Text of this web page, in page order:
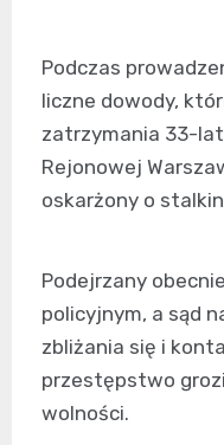
Podczas
liczne dowody,
zatrzymania 33-
Rejonowej
oskarżony o
Podejrzany
policyjnym, a sąd
zbliżania się i
przestępstwo
wolności.